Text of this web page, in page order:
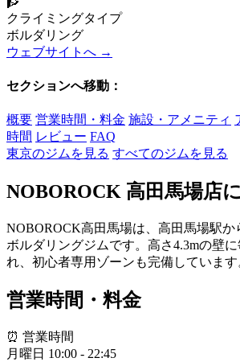
クライミングタイプ
ボルダリング
ウェブサイトへ →
セクションへ移動：
概要 営業時間・料金 施設・アメニティ
時間 レビュー FAQ
東京のジムを見る すべてのジムを見る
NOBOROCK 高田馬場店
NOBOROCK高田馬場は、高田馬場駅か
ボルダリングジムです。高さ4.3mの壁
れ、初心者専用ゾーンも完備しています
営業時間・料金
⏰ 営業時間
月曜日 10:00 - 22:45